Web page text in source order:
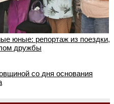
юные: репортаж из поездки,
дружбы
со дня основания